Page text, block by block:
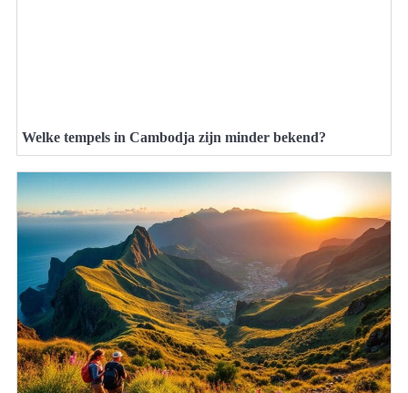
Welke tempels in Cambodja zijn minder bekend?